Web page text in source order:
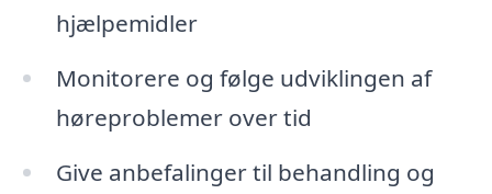
hjælpemidler
Monitorere og følge udviklingen af
høreproblemer over tid
Give anbefalinger til behandling og